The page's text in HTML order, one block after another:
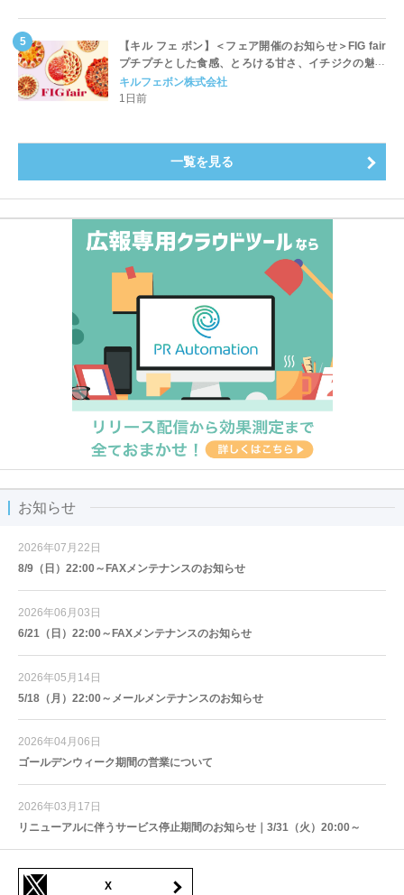
【キル フェ ボン】＜フェア開催のお知らせ＞FIG fair
プチプチとした食感、とろける甘さ、イチジクの魅力
をたっぷりと。新作を含め、イチジク尽くしの全4種が
登場8月20日（木）スタート
キルフェボン株式会社
1日前
一覧を見る
お知らせ
2026年07月22日
8/9（日）22:00～FAXメンテナンスのお知らせ
2026年06月03日
6/21（日）22:00～FAXメンテナンスのお知らせ
2026年05月14日
5/18（月）22:00～メールメンテナンスのお知らせ
2026年04月06日
ゴールデンウィーク期間の営業について
2026年03月17日
リニューアルに伴うサービス停止期間のお知らせ｜3/31（火）20:00～
X